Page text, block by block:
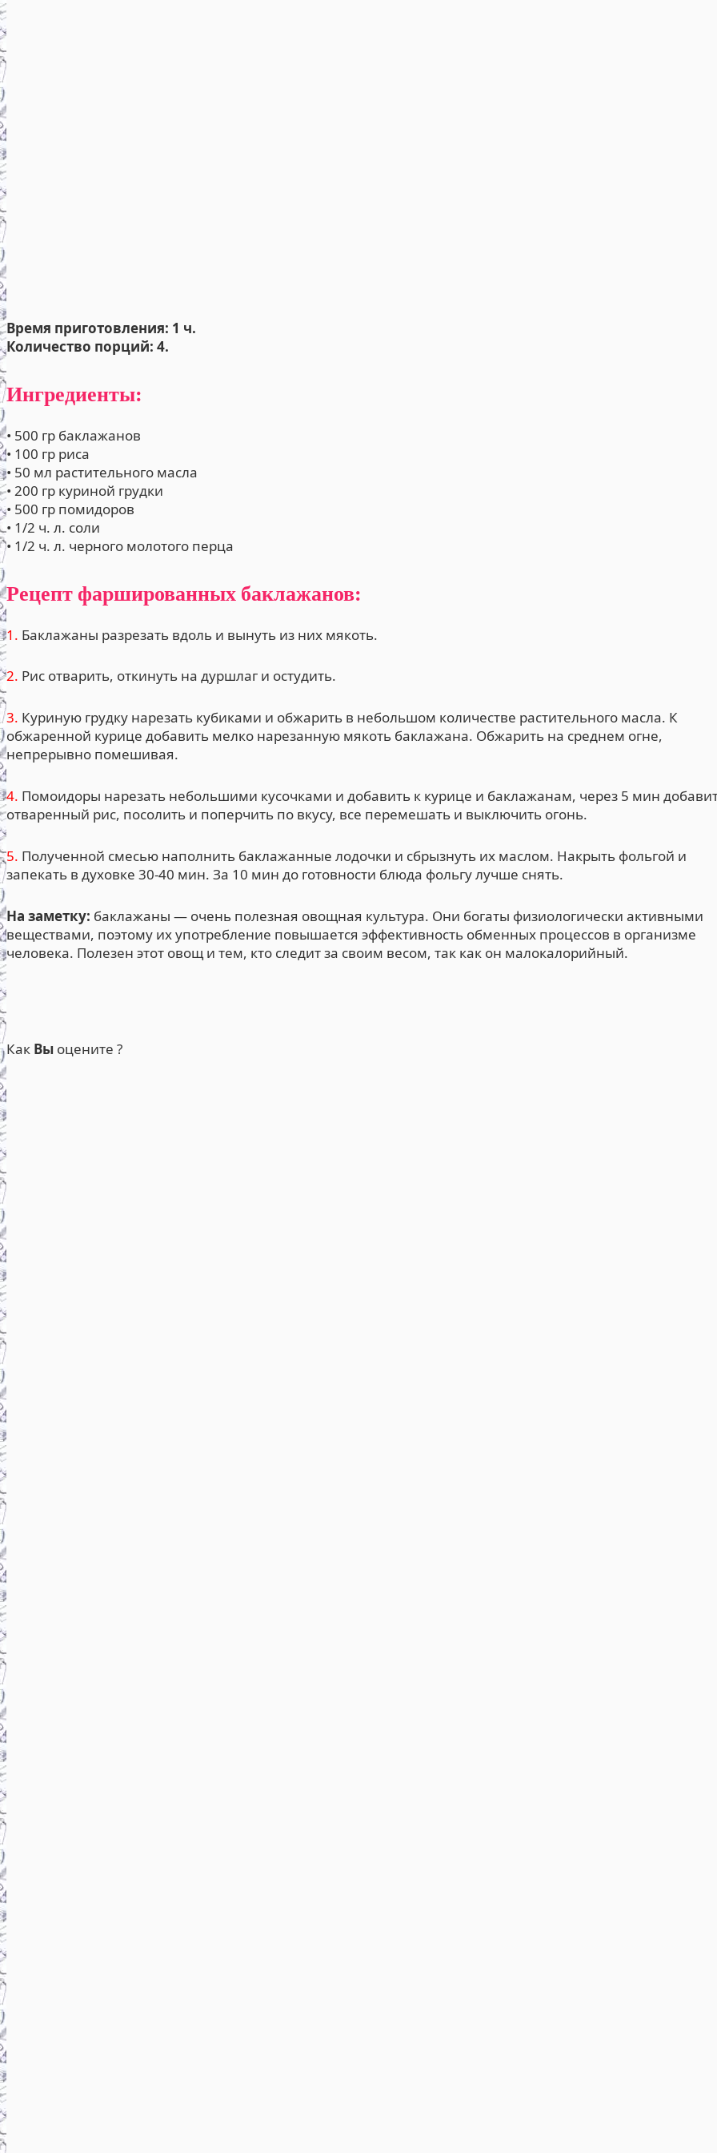
Время приготовления: 1 ч.
Количество порций: 4.
Ингредиенты:
• 500 гр баклажанов
• 100 гр риса
• 50 мл растительного масла
• 200 гр куриной грудки
• 500 гр помидоров
• 1/2 ч. л. соли
• 1/2 ч. л. черного молотого перца
Рецепт фаршированных баклажанов:
1. Баклажаны разрезать вдоль и вынуть из них мякоть.
2. Рис отварить, откинуть на дуршлаг и остудить.
3. Куриную грудку нарезать кубиками и обжарить в небольшом количестве растительного масла. К
обжаренной курице добавить мелко нарезанную мякоть баклажана. Обжарить на среднем огне,
непрерывно помешивая.
4. Помоидоры нарезать небольшими кусочками и добавить к курице и баклажанам, через 5 мин
отваренный рис, посолить и поперчить по вкусу, все перемешать и выключить огонь.
5. Полученной смесью наполнить баклажанные лодочки и сбрызнуть их маслом. Накрыть фольгой и
запекать в духовке 30-40 мин. За 10 мин до готовности блюда фольгу лучше снять.
На заметку: баклажаны — очень полезная овощная культура. Они богаты физиологически активными
веществами, поэтому их употребление повышается эффективность обменных процессов в организме
человека. Полезен этот овощ и тем, кто следит за своим весом, так как он малокалорийный.
Как Вы оцените ?